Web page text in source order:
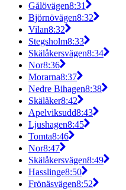
Gålövägen8:31
Björnövägen8:32
Vilan8:32
Stegsholm8:33
Skälåkersvägen8:34
Nor8:36
Morarna8:37
Nedre Bihagen8:38
Skälåker8:42
Apelviksudd8:43
Ljushagen8:45
Tomta8:46
Nor8:47
Skälåkersvägen8:49
Hasslinge8:50
Frönäsvägen8:52